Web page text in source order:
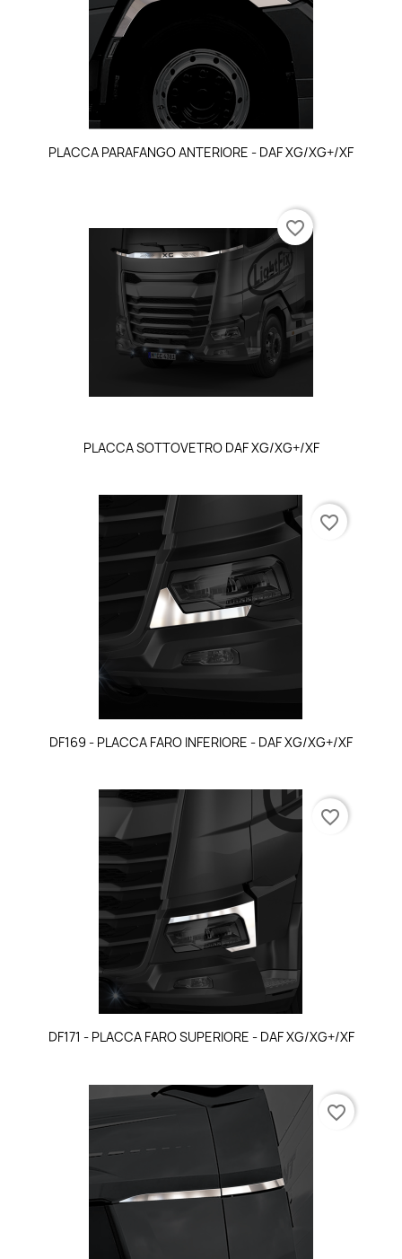
PLACCA PARAFANGO ANTERIORE - DAF XG/XG+/XF
PLACCA SOTTOVETRO DAF XG/XG+/XF
favorite_border
DF169 - PLACCA FARO INFERIORE - DAF XG/XG+/XF
favorite_border
DF171 - PLACCA FARO SUPERIORE - DAF XG/XG+/XF
favorite_border
favorite_border